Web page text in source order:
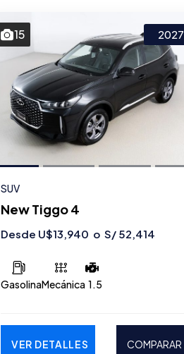
15 2027
SUV
New Tiggo 4
Desde U$13,940 o S/ 52,414
GasolinaMecánica 1.5
VER DETALLES COMPARAR